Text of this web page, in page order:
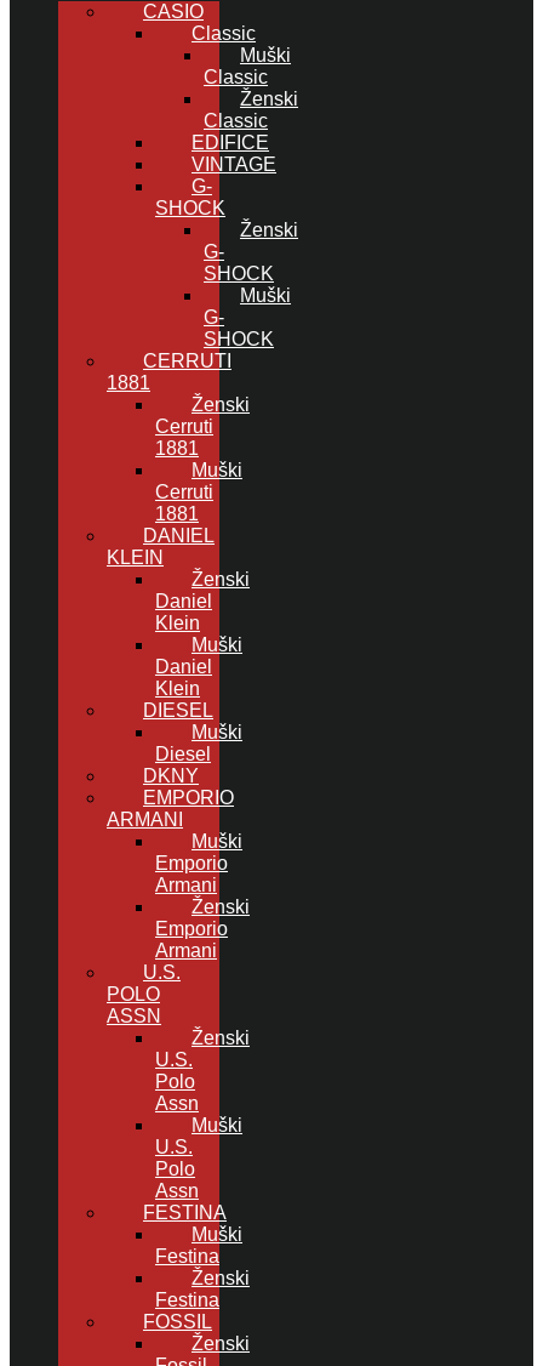
CASIO
Classic
Muški
Classic
Ženski
Classic
EDIFICE
VINTAGE
G-
SHOCK
Ženski
G-
SHOCK
Muški
G-
SHOCK
CERRUTI
1881
Ženski
Cerruti
1881
Muški
Cerruti
1881
DANIEL
KLEIN
Ženski
Daniel
Klein
Muški
Daniel
Klein
DIESEL
Muški
Diesel
DKNY
EMPORIO
ARMANI
Muški
Emporio
Armani
Ženski
Emporio
Armani
U.S.
POLO
ASSN
Ženski
U.S.
Polo
Assn
Muški
U.S.
Polo
Assn
FESTINA
Muški
Festina
Ženski
Festina
FOSSIL
Ženski